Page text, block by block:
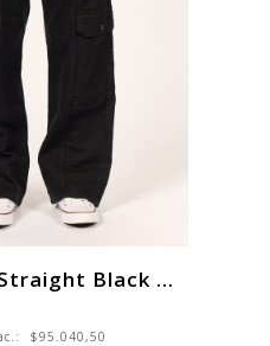
Pantalón Straight Black Cargo Woman
$95.040,50